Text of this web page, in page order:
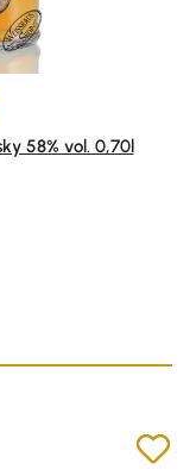
58% vol. 0,70l